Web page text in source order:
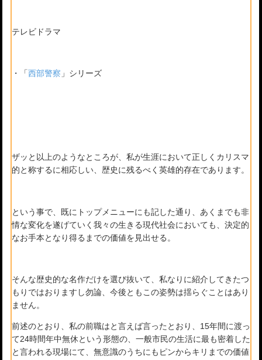
テレビドラマ
・「 西部警察 」シリーズ
ザッと以上のようなところが、私が生涯において正しくカリスマ
的と称するに相応しい、歴史に残るべく英雄的存在であります。
という事で、既にトップメニューにも記した通り、あくまでも非
情な変化を遂げていく我々の生きる現代社会においても、決定的
なお手本となり得るまでの価値を見出せる。
そんな歴史的な名作だけを選び抜いて、私なりに紹介してきたつ
もりではおりますし勿論、今後ともこの姿勢は揺らぐことはあり
ません。
前述のとおり、私の前職はと言えば言ったとおり、15年間に渡っ
て24時間年中無休という形態の、一般市民の生活に最も密着した
と言われる現場にて、無意識のうちにもピンからキリまでの価値